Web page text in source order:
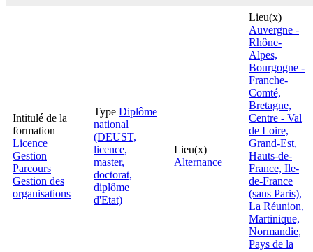
Intitulé de la
formation
Licence
Gestion
Parcours
Gestion des
organisations
Type Diplôme
national
(DEUST,
licence,
master,
doctorat,
diplôme
d'Etat)
Lieu(x)
Alternance
Lieu(x)
Auvergne -
Rhône-
Alpes,
Bourgogne -
Franche-
Comté,
Bretagne,
Centre - Val
de Loire,
Grand-Est,
Hauts-de-
France, Ile-
de-France
(sans Paris),
La Réunion,
Martinique,
Normandie,
Pays de la